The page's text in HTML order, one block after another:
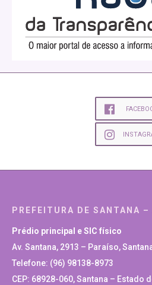
PREFEITURA DE SANTANA –
Prédio principal e SIC físico
Av. Santana, 2913 – Paraíso,
Telefone: (96) 98138-8973
CEP: 68928-060, Santana – Estado